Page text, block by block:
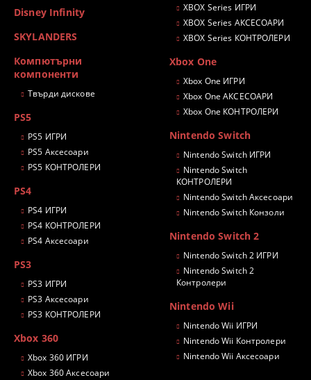
Disney Infinity
SKYLANDERS
Компютърни
компоненти
Твърди дискове
PS5
PS5 ИГРИ
PS5 Аксесоари
PS5 КОНТРОЛЕРИ
PS4
PS4 ИГРИ
PS4 КОНТРОЛЕРИ
PS4 Аксесоари
PS3
PS3 ИГРИ
PS3 Аксесоари
PS3 КОНТРОЛЕРИ
Xbox 360
Xbox 360 ИГРИ
Xbox 360 Аксесоари
XBOX Series ИГРИ
XBOX Series АКСЕСОАРИ
XBOX Series КОНТРОЛЕРИ
Xbox One
Xbox One ИГРИ
Xbox One АКСЕСОАРИ
Xbox One КОНТРОЛЕРИ
Nintendo Switch
Nintendo Switch ИГРИ
Nintendo Switch
КОНТРОЛЕРИ
Nintendo Switch Аксесоари
Nintendo Switch Конзоли
Nintendo Switch 2
Nintendo Switch 2 ИГРИ
Nintendo Switch 2
Контролери
Nintendo Wii
Nintendo Wii ИГРИ
Nintendo Wii Контролери
Nintendo Wii Аксесоари